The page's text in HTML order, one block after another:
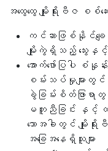
အထွေထွေ မျိုးရိုးဗီဇ စစ်ဆ
ကင်ဆာဖြစ်နိုင်ချေ
မျိုးကွဲရှိသည့် သွေးနှ
အောက်ဖော်ပြပါ စံ
စမ်းသပ်မှုများ
ခွဲခြမ်းစိတ်ဖြာ
မတူညီခြင်း နှင့်
သောအခါတွင် မျိုးရို
အခြေအနေရှိသူများ